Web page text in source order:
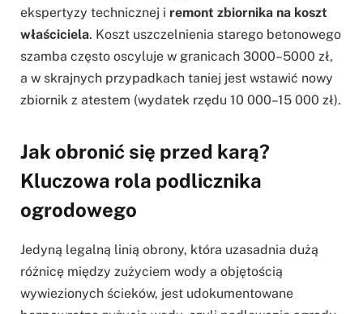
ekspertyzy technicznej i remont zbiornika na koszt
właściciela. Koszt uszczelnienia starego betonowego
szamba często oscyluje w granicach 3000–5000 zł,
a w skrajnych przypadkach taniej jest wstawić nowy
zbiornik z atestem (wydatek rzędu 10 000–15 000 zł).
Jak obronić się przed karą?
Kluczowa rola podlicznika
ogrodowego
Jedyną legalną linią obrony, która uzasadnia dużą
różnicę między zużyciem wody a objętością
wywiezionych ścieków, jest udokumentowane